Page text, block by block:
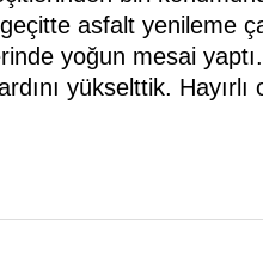
asfalt yenileme
yoğun mesai
yükselttik. Hayırlı